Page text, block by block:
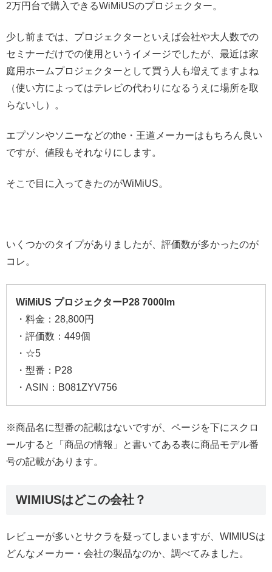
2万円台で購入できるWiMiUSのプロジェクター。
少し前までは、プロジェクターといえば会社や大人数での
セミナーだけでの使用というイメージでしたが、最近は家
庭用ホームプロジェクターとして買う人も増えてますよね
（使い方によってはテレビの代わりになるうえに場所を取
らないし）。
エプソンやソニーなどのthe・王道メーカーはもちろん良い
ですが、値段もそれなりにします。
そこで目に入ってきたのがWiMiUS。
いくつかのタイプがありましたが、評価数が多かったのが
コレ。
WiMiUS プロジェクターP28 7000lm
・料金：28,800円
・評価数：449個
・☆5
・型番：P28
・ASIN：B081ZYV756
※商品名に型番の記載はないですが、ページを下にスクロ
ールすると「商品の情報」と書いてある表に商品モデル番
号の記載があります。
WIMIUSはどこの会社？
レビューが多いとサクラを疑ってしまいますが、WIMIUSは
どんなメーカー・会社の製品なのか、調べてみました。